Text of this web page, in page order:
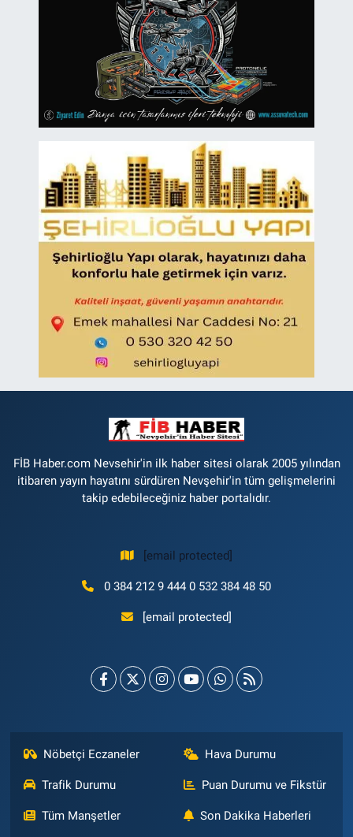
FİB Haber.com Nevsehir'in ilk haber sitesi olarak 2005 yılından
itibaren yayın hayatını sürdüren Nevşehir'in tüm gelişmelerini
takip edebileceğiniz haber portalıdır.
[email protected]
0 384 212 9 444 0 532 384 48 50
[email protected]
Nöbetçi Eczaneler Hava Durumu
Trafik Durumu Puan Durumu ve Fikstür
Tüm Manşetler Son Dakika Haberleri